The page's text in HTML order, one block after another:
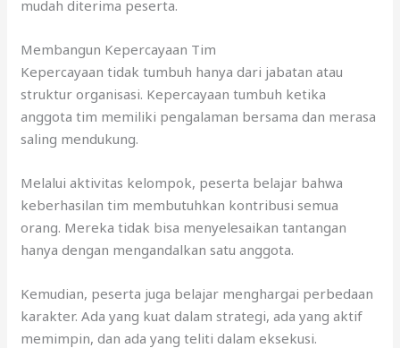
mudah diterima peserta.
Membangun Kepercayaan Tim
Kepercayaan tidak tumbuh hanya dari jabatan atau
struktur organisasi. Kepercayaan tumbuh ketika
anggota tim memiliki pengalaman bersama dan merasa
saling mendukung.
Melalui aktivitas kelompok, peserta belajar bahwa
keberhasilan tim membutuhkan kontribusi semua
orang. Mereka tidak bisa menyelesaikan tantangan
hanya dengan mengandalkan satu anggota.
Kemudian, peserta juga belajar menghargai perbedaan
karakter. Ada yang kuat dalam strategi, ada yang aktif
memimpin, dan ada yang teliti dalam eksekusi.